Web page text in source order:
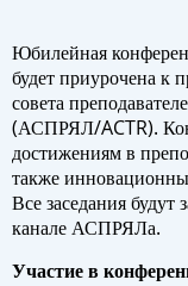
Юбилейная
будет приурочена к
совета
(АСПРЯЛ/ACTR).
достижениям в
также
Все заседания
канале АСПРЯЛа.
Участие в